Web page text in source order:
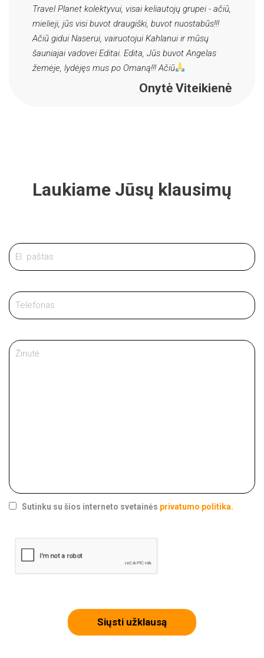
Travel Planet kolektyvui, visai keliautojų grupei - ačiū,
mielieji, jūs visi buvot draugiški, buvot nuostabūs!!!
Ačiū gidui Naserui, vairuotojui Kahlanui ir mūsų
šauniajai vadovei Editai. Edita, Jūs buvot Angelas
žemėje, lydėjęs mus po Omaną!!! Ačiū
Onytė Viteikienė
Laukiame Jūsų klausimų
Sutinku su šios interneto svetainės privatumo politika.
Siųsti užklausą